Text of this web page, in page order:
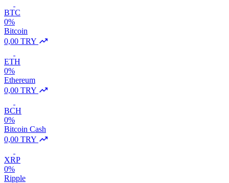
BTC
0%
Bitcoin
0,00 TRY
ETH
0%
Ethereum
0,00 TRY
BCH
0%
Bitcoin Cash
0,00 TRY
XRP
0%
Ripple